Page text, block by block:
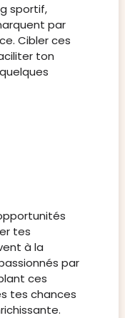
sportif,
par
Cibler ces
ton
tes
à la
par
ces
tes chances